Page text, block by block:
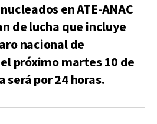
en ATE-ANAC
de lucha que incluye
nacional de
próximo martes 10 de
será por 24 horas.